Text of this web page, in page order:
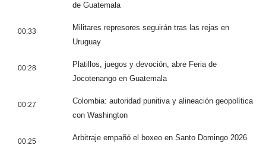
de Guatemala
00:33
Militares represores seguirán tras las rejas en
Uruguay
00:28
Platillos, juegos y devoción, abre Feria de
Jocotenango en Guatemala
00:27
Colombia: autoridad punitiva y alineación geopolítica
con Washington
00:25 Arbitraje empañó el boxeo en Santo Domingo 2026